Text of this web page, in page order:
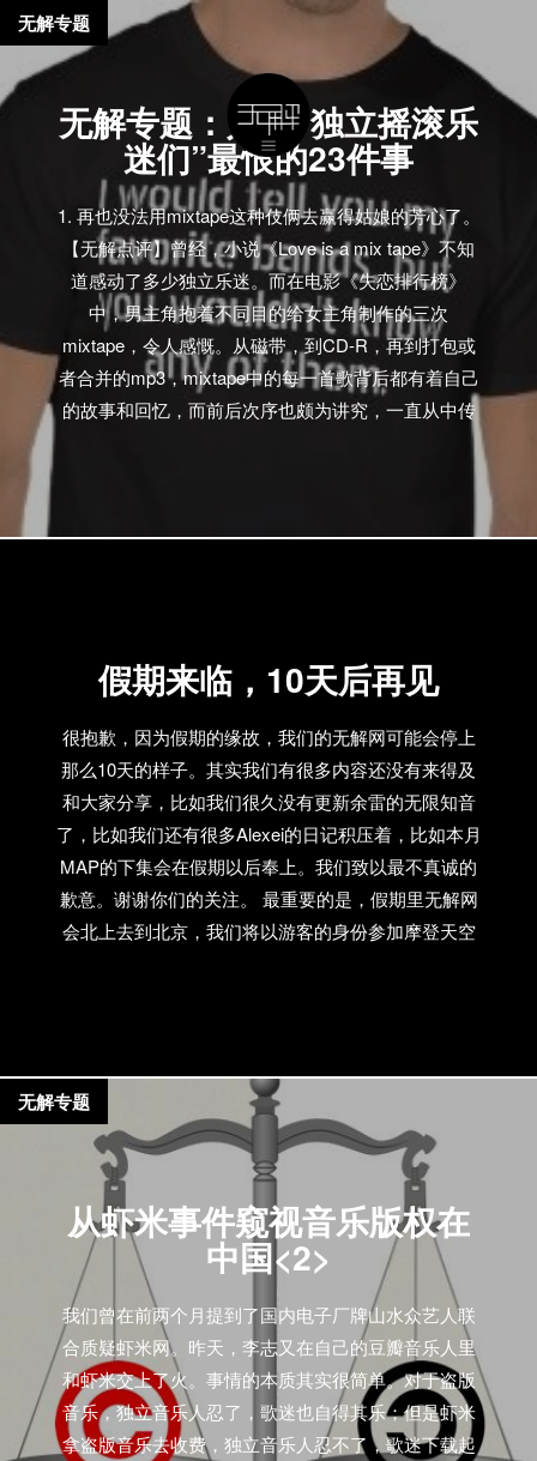
无解专题：如今“独立摇滚乐
迷们”最恨的23件事
1. 再也没法用mixtape这种伎俩去赢得姑娘的芳心了。
【无解点评】曾经，小说《Love is a mix tape》不知
道感动了多少独立乐迷。而在电影《失恋排行榜》
中，男主角抱着不同目的给女主角制作的三次
mixtape，令人感慨。从磁带，到CD-R，再到打包或
者合并的mp3，mixtape中的每一首歌背后都有着自己
的故事和回忆，而前后次序也颇为讲究，一直从中传
递着制作者良苦的用心和饱含深意的情怀。如今，世
的专利。甚至当你打开虾米的”精选集“，里面已经有成
远比她作为Sleater Kinney成员来的大。 【无解点评】
Sleater Kinney曾经是美国90年代riot grrrl运动中重要的
一分子，而吉他手Carrie Brownstein也曾被《滚石》杂
志读者评为“全世界最被低估的25个吉他手”之一。然
而，乐队解散后，不少人却通过主流喜剧和商业广告
重新认识了这位在不少独立乐迷心中的女神。你只能
心里怨恨地想“老子20年前听Sleater Kinney的时候，你
们在干什么？”或者是“Carrie，你为什么就这样背叛了
摇滚？”这大概和许多人看待GALA上湖南卫视的《天
Slowdive、The Pastles、Silkworm。你喜欢哪些啊？”
人们：“我喜欢最近比较红的Mumford & Sons、还有国
内的果味VC” 独立摇滚乐迷们：“…………” 4. Kim
Gordon和Thurston…
无解专题
假期来临，10天后再见
很抱歉，因为假期的缘故，我们的无解网可能会停上
那么10天的样子。其实我们有很多内容还没有来得及
和大家分享，比如我们很久没有更新余雷的无限知音
了，比如我们还有很多Alexei的日记积压着，比如本月
MAP的下集会在假期以后奉上。我们致以最不真诚的
歉意。谢谢你们的关注。 最重要的是，假期里无解网
会北上去到北京，我们将以游客的身份参加摩登天空
后，我们不知道何时才会更新“李志和虾米不得不说的
故事”后续，不管怎么样，你可以看这里：
http://www.douban.com/note/92583592/ 可以预见这个
宣言里的出现名字会越来越多，等多到像秋天的落叶
一样遍地的时候，秋天也就过去了。
从虾米事件窥视音乐版权在
中国<2>
我们曾在前两个月提到了国内电子厂牌山水众艺人联
合质疑虾米网。昨天，李志又在自己的豆瓣音乐人里
和虾米交上了火。事情的本质其实很简单。对于盗版
音乐，独立音乐人忍了，歌迷也自得其乐；但是虾米
拿盗版音乐去收费，独立音乐人忍不了，歌迷下载起
无解专题